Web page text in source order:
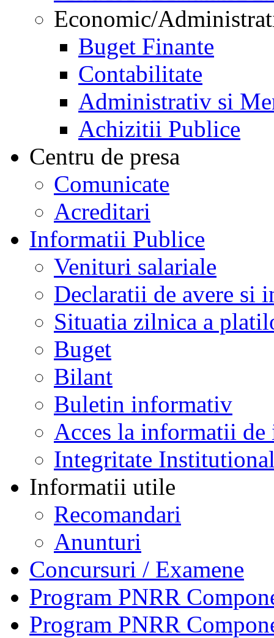
Economic/
Buget Finante
Contabilitate
Administrativ si
Achizitii Publice
Centru de presa
Comunicate
Acreditari
Informatii Publice
Venituri salariale
Declaratii de avere si
Situatia zilnica a
Buget
Bilant
Buletin informativ
Acces la informatii de
Integritate
Informatii utile
Recomandari
Anunturi
Concursuri / Examene
Program PNRR
Program PNRR